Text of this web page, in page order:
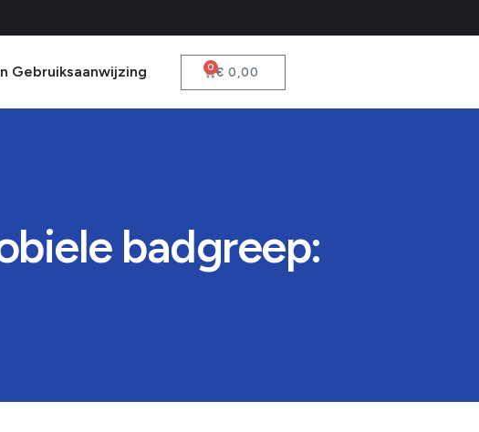
Gebruiksaanwijzing € 0,00
0
badgreep: